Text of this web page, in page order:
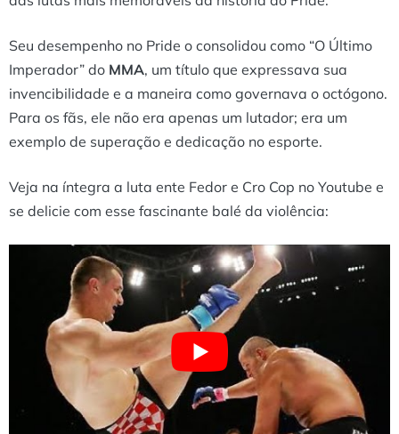
Seu desempenho no Pride o consolidou como “O Último
Imperador” do MMA, um título que expressava sua
invencibilidade e a maneira como governava o octógono.
Para os fãs, ele não era apenas um lutador; era um
exemplo de superação e dedicação no esporte.
Veja na íntegra a luta ente Fedor e Cro Cop no Youtube e
se delicie com esse fascinante balé da violência: